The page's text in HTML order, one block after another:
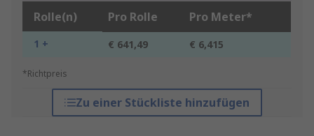
Rolle(n) Pro Rolle Pro Meter*
1 + € 641,49 € 6,415
*Richtpreis
Zu einer Stückliste hinzufügen